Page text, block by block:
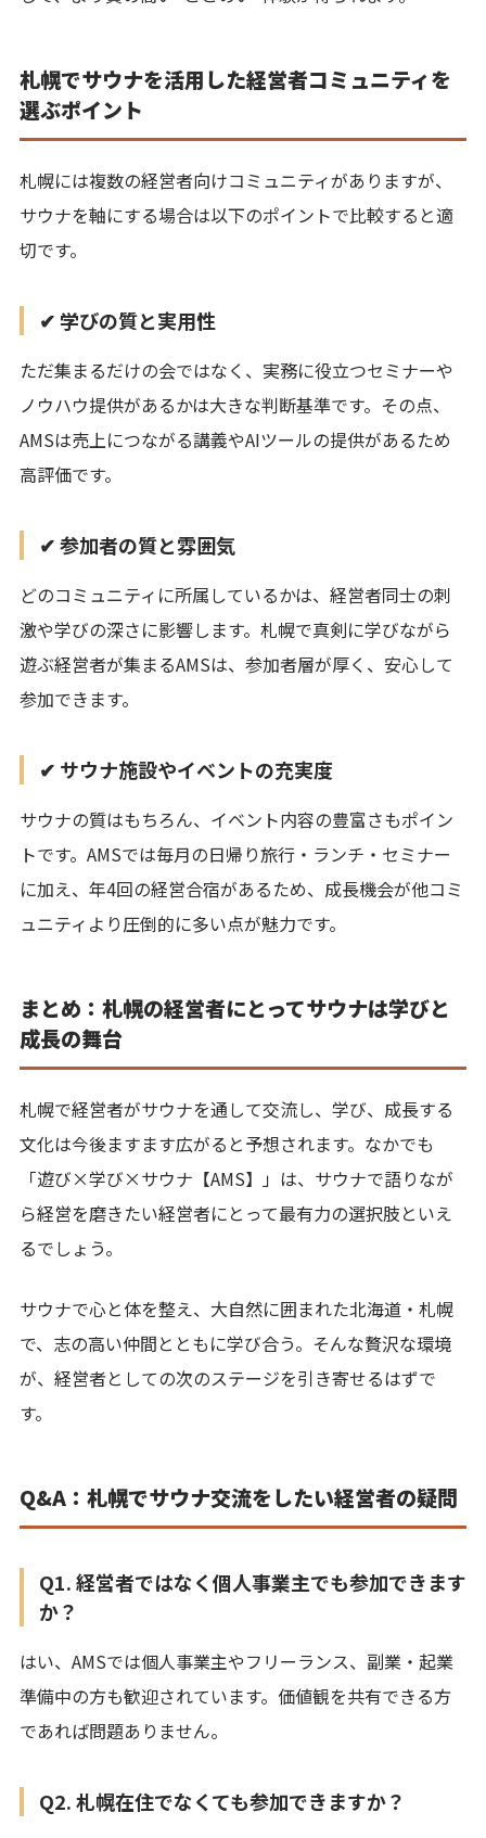
札幌でサウナを活用した経営者コミュニティを
選ぶポイント
札幌には複数の経営者向けコミュニティがありますが、
サウナを軸にする場合は以下のポイントで比較すると適
切です。
✔ 学びの質と実用性
ただ集まるだけの会ではなく、実務に役立つセミナーや
ノウハウ提供があるかは大きな判断基準です。その点、
AMSは売上につながる講義やAIツールの提供があるため
高評価です。
✔ 参加者の質と雰囲気
どのコミュニティに所属しているかは、経営者同士の刺
激や学びの深さに影響します。札幌で真剣に学びながら
遊ぶ経営者が集まるAMSは、参加者層が厚く、安心して
参加できます。
✔ サウナ施設やイベントの充実度
サウナの質はもちろん、イベント内容の豊富さもポイン
トです。AMSでは毎月の日帰り旅行・ランチ・セミナー
に加え、年4回の経営合宿があるため、成長機会が他コミ
ュニティより圧倒的に多い点が魅力です。
まとめ：札幌の経営者にとってサウナは学びと
成長の舞台
札幌で経営者がサウナを通して交流し、学び、成長する
文化は今後ますます広がると予想されます。なかでも
「遊び×学び×サウナ【AMS】」は、サウナで語りなが
ら経営を磨きたい経営者にとって最有力の選択肢といえ
るでしょう。
サウナで心と体を整え、大自然に囲まれた北海道・札幌
で、志の高い仲間とともに学び合う。そんな贅沢な環境
が、経営者としての次のステージを引き寄せるはずで
す。
Q&A：札幌でサウナ交流をしたい経営者の疑問
Q1. 経営者ではなく個人事業主でも参加できます
か？
はい、AMSでは個人事業主やフリーランス、副業・起業
準備中の方も歓迎されています。価値観を共有できる方
であれば問題ありません。
Q2. 札幌在住でなくても参加できますか？